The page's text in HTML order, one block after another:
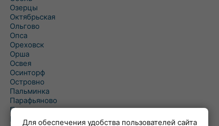
Озерцы
Октябрьская
Ольгово
Опса
Ореховск
Орша
Освея
Осинторф
Островно
Пальминка
Парафьяново
Плисса
ПовятьеДля обеспечения удобства пользователей сайта